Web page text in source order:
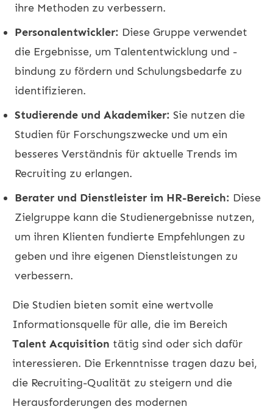
ihre Methoden zu verbessern.
Personalentwickler: Diese Gruppe verwendet
die Ergebnisse, um Talententwicklung und -
bindung zu fördern und Schulungsbedarfe zu
identifizieren.
Studierende und Akademiker: Sie nutzen die
Studien für Forschungszwecke und um ein
besseres Verständnis für aktuelle Trends im
Recruiting zu erlangen.
Berater und Dienstleister im HR-Bereich: Diese
Zielgruppe kann die Studienergebnisse nutzen,
um ihren Klienten fundierte Empfehlungen zu
geben und ihre eigenen Dienstleistungen zu
verbessern.
Die Studien bieten somit eine wertvolle
Informationsquelle für alle, die im Bereich
Talent Acquisition tätig sind oder sich dafür
interessieren. Die Erkenntnisse tragen dazu bei,
die Recruiting-Qualität zu steigern und die
Herausforderungen des modernen